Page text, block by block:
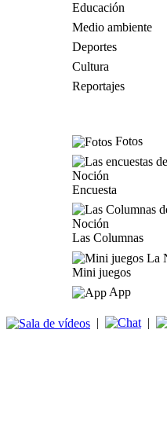
Educación
Medio ambiente
Deportes
Cultura
Reportajes
Fotos
Encuesta
Las Columnas
Mini juegos
App
| |